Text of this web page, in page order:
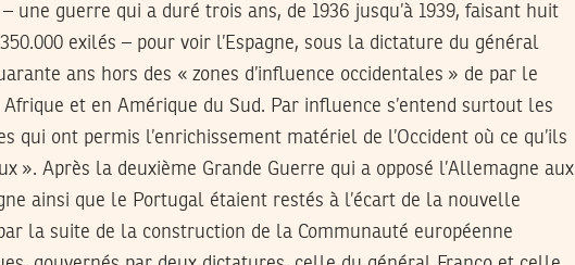
une guerre qui a duré trois ans, de 1936 jusqu’à 1939, faisant huit
exilés – pour voir l’Espagne, sous la dictature du général
ans hors des « zones d’influence occidentales » de par le
et en Amérique du Sud. Par influence s’entend surtout les
qui ont permis l’enrichissement matériel de l’Occident où ce qu’ils
». Après la deuxième Grande Guerre qui a opposé l’Allemagne aux
ainsi que le Portugal étaient restés à l’écart de la nouvelle
la suite de la construction de la Communauté européenne